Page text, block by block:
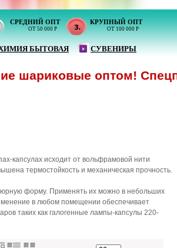
СРЕДНИЙ ОПТ
ОТ 50 000 Р
КРУПНЫЙ ОПТ
ОТ 100 000 Р
БЫТОВАЯ СУВЕНИРЫ
оптом!
капсулах исходит от вольфрамовой нити
термостойкость и механическая прочность.
форму. Применять их можно в небольших
в любом помещении обеспечивает
таких как галогенные лампы-капсулы 220-